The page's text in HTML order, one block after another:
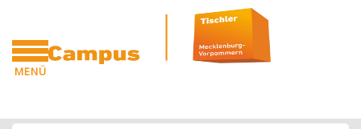
MENÜ
Zum Hauptinhalt